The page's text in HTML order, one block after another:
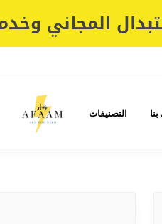
المجاني
التصنيفات